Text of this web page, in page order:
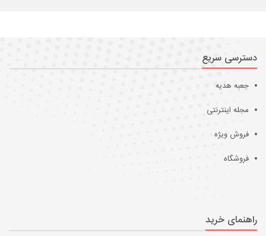
دسترسی سریع
جعبه هدیه
مجله اینترنتی
فروش ویژه
فروشگاه
راهنمای خرید